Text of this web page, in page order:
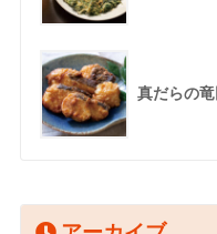
真だらの